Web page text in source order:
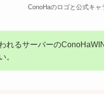
ConoHaのロゴと公式キャ
れるサーバーの
。